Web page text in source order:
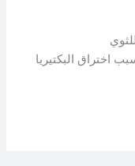
اختراق البكتيريا